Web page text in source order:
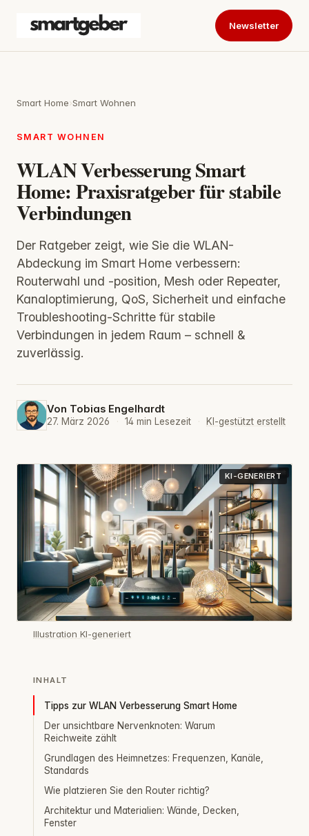
Newsletter
Smart Home›Smart Wohnen
SMART WOHNEN
WLAN Verbesserung Smart
Home: Praxisratgeber für stabile
Verbindungen
Der Ratgeber zeigt, wie Sie die WLAN-
Abdeckung im Smart Home verbessern:
Routerwahl und -position, Mesh oder Repeater,
Kanaloptimierung, QoS, Sicherheit und einfache
Troubleshooting-Schritte für stabile
Verbindungen in jedem Raum – schnell &
zuverlässig.
Von Tobias Engelhardt
27. März 2026 · 14 min Lesezeit · KI-gestützt erstellt
KI-GENERIERT
Illustration KI-generiert
INHALT
Tipps zur WLAN Verbesserung Smart Home
Der unsichtbare Nervenknoten: Warum
Reichweite zählt
Grundlagen des Heimnetzes: Frequenzen, Kanäle,
Standards
Wie platzieren Sie den Router richtig?
Architektur und Materialien: Wände, Decken,
Fenster